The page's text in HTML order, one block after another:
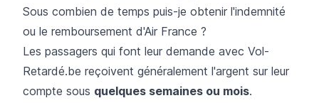
Sous combien de temps puis-je obtenir l'indemnité
ou le remboursement d'Air France ?
Les passagers qui font leur demande avec Vol-
Retardé.be reçoivent généralement l'argent sur leur
compte sous quelques semaines ou mois.